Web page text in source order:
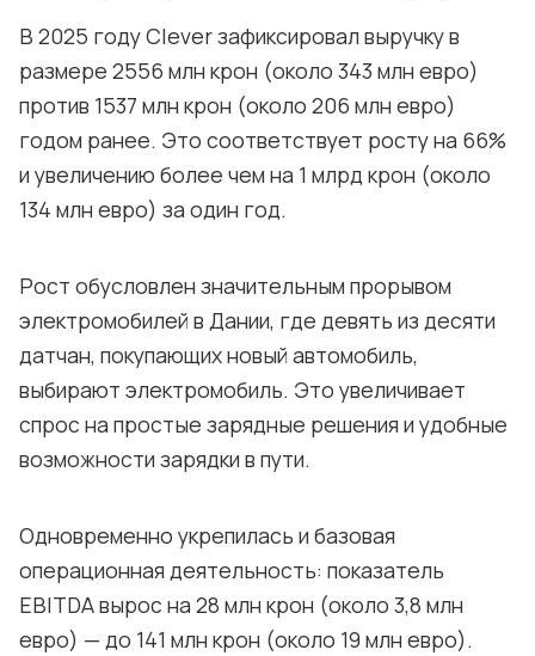
В 2025 году Clever зафиксировал выручку в
размере 2556 млн крон (около 343 млн евро)
против 1537 млн крон (около 206 млн евро)
годом ранее. Это соответствует росту на 66%
и увеличению более чем на 1 млрд крон (около
134 млн евро) за один год.
Рост обусловлен значительным прорывом
электромобилей в Дании, где девять из десяти
датчан, покупающих новый автомобиль,
выбирают электромобиль. Это увеличивает
спрос на простые зарядные решения и удобные
возможности зарядки в пути.
Одновременно укрепилась и базовая
операционная деятельность: показатель
EBITDA вырос на 28 млн крон (около 3,8 млн
евро) — до 141 млн крон (около 19 млн евро).